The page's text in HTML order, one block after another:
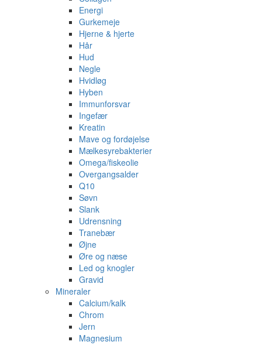
Energi
Gurkemeje
Hjerne & hjerte
Hår
Hud
Negle
Hvidløg
Hyben
Immunforsvar
Ingefær
Kreatin
Mave og fordøjelse
Mælkesyrebakterier
Omega/fiskeolie
Overgangsalder
Q10
Søvn
Slank
Udrensning
Tranebær
Øjne
Øre og næse
Led og knogler
Gravid
Mineraler
Calcium/kalk
Chrom
Jern
Magnesium